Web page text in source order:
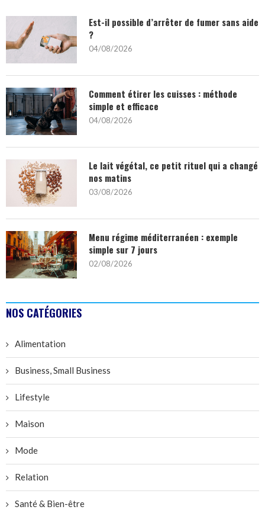
Est-il possible d’arrêter de fumer sans aide
?
04/08/2026
Comment étirer les cuisses : méthode
simple et efficace
04/08/2026
Le lait végétal, ce petit rituel qui a changé
nos matins
03/08/2026
Menu régime méditerranéen : exemple
simple sur 7 jours
02/08/2026
NOS CATÉGORIES
Alimentation
Business, Small Business
Lifestyle
Maison
Mode
Relation
Santé & Bien-être